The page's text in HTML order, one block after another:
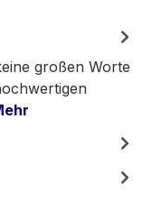
großen Worte